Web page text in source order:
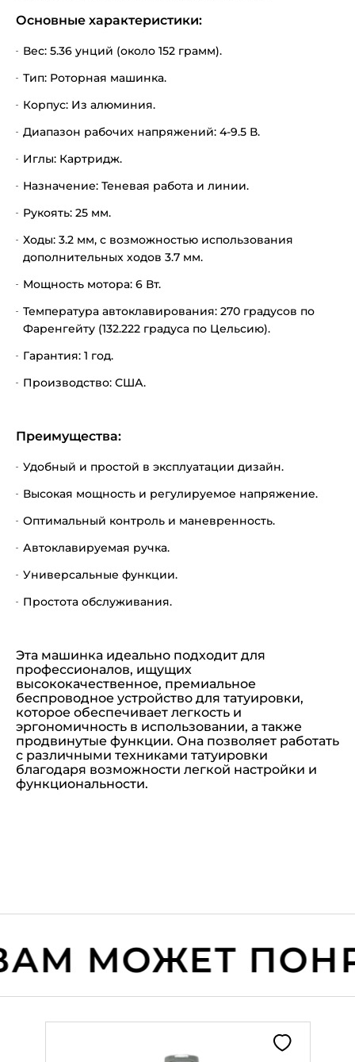
Основные характеристики:
Вес: 5.36 унций (около 152 грамм).
Тип: Роторная машинка.
Корпус: Из алюминия.
Диапазон рабочих напряжений: 4-9.5 В.
Иглы: Картридж.
Назначение: Теневая работа и линии.
Рукоять: 25 мм.
Ходы: 3.2 мм, с возможностью использования
дополнительных ходов 3.7 мм.
Мощность мотора: 6 Вт.
Температура автоклавирования: 270 градусов по
Фаренгейту (132.222 градуса по Цельсию).
Гарантия: 1 год.
Производство: США.
Преимущества:
Удобный и простой в эксплуатации дизайн.
Высокая мощность и регулируемое напряжение.
Оптимальный контроль и маневренность.
Автоклавируемая ручка.
Универсальные функции.
Простота обслуживания.
Эта машинка идеально подходит для
профессионалов, ищущих
высококачественное, премиальное
беспроводное устройство для татуировки,
которое обеспечивает легкость и
эргономичность в использовании, а также
продвинутые функции. Она позволяет работать
с различными техниками татуировки
благодаря возможности легкой настройки и
функциональности.
МОЖЕТ